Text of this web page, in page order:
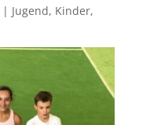
| Jugend, Kinder,